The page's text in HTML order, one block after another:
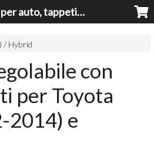
Braccioli per auto, tappeti auto, accessori auto MADE IN ITALY - Armrests, Mittelarmlehnen, Accoundoirs
/ Hybrid
con
per Toyota
2014) e